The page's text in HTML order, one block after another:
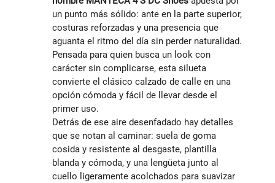
un punto más sólido: ante en la parte superior,
costuras reforzadas y una presencia que
aguanta el ritmo del día sin perder naturalidad.
Pensada para quien busca un look con
carácter sin complicarse, esta silueta
convierte el clásico calzado de calle en una
opción cómoda y fácil de llevar desde el
primer uso.
Detrás de ese aire desenfadado hay detalles
que se notan al caminar: suela de goma
cosida y resistente al desgaste, plantilla
blanda y cómoda, y una lengüeta junto al
cuello ligeramente acolchados para suavizar